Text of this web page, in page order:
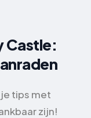
Castle:
tips met
zijn!